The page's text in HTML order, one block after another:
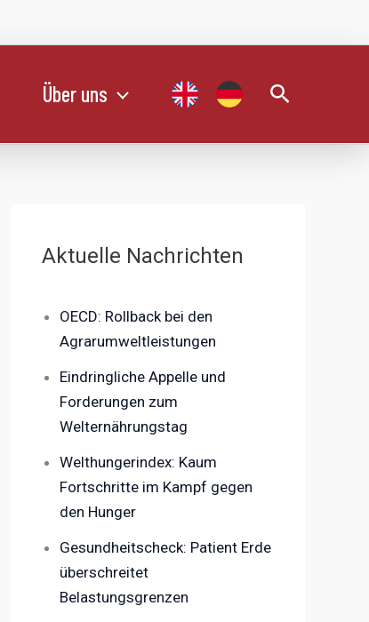
Über uns Suchen
Aktuelle Nachrichten
OECD: Rollback bei den
Agrarumweltleistungen
Eindringliche Appelle und
Forderungen zum
Welternährungstag
Welthungerindex: Kaum
Fortschritte im Kampf gegen
den Hunger
Gesundheitscheck: Patient Erde
überschreitet
Belastungsgrenzen